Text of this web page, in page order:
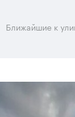
Ближайшие к